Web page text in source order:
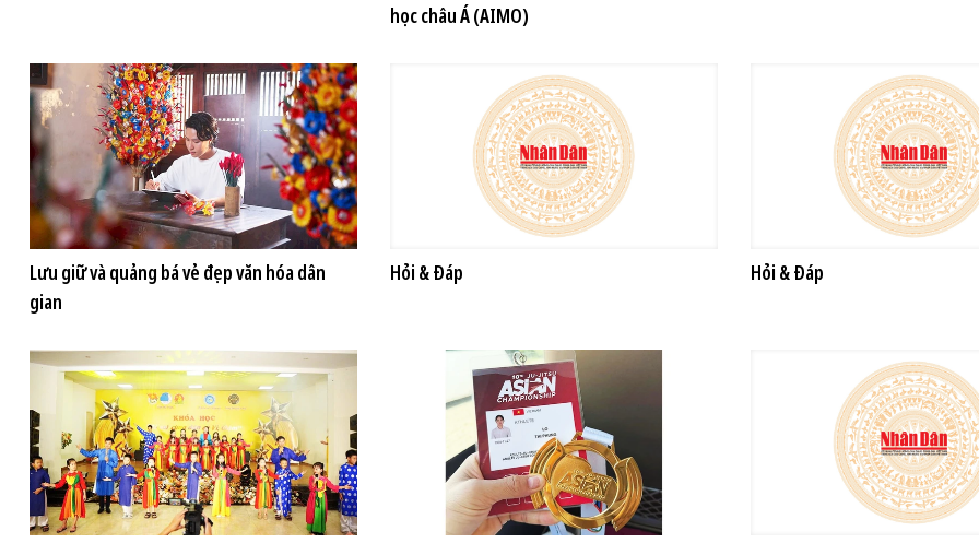
học châu Á (AIMO)
Lưu giữ và quảng bá vẻ đẹp văn hóa dân
gian
Hỏi & Đáp Hỏi & Đáp